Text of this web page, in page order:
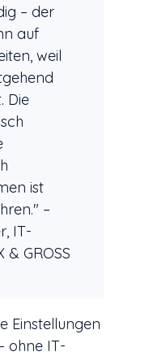
– der
auf
weil
Die
ist
–
IT-
& GROSS
Einstellungen
ohne IT-